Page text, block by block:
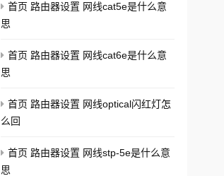
首页 路由器设置 网线cat5e是什么意
思
首页 路由器设置 网线cat6e是什么意
思
首页 路由器设置 网线optical闪红灯怎
么回
首页 路由器设置 网线stp-5e是什么意
思